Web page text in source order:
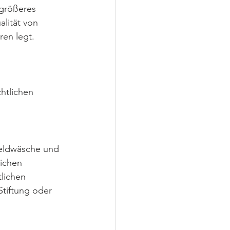
von
legt.
und
oder